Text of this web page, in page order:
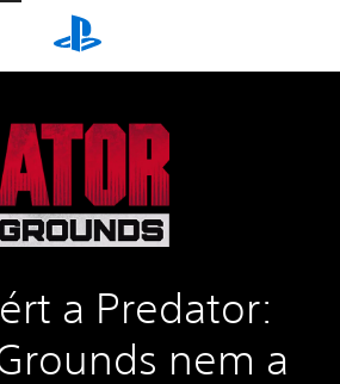
a Predator:
nem a